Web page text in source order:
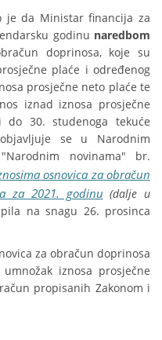
je da Ministar financija za
godinu naredbom
doprinosa, koje su
plaće i određenog
prosječne neto plaće te
iznad iznosa prosječne
30. studenoga tekuće
se u Narodnim
novinama" br.
osnovica za obračun
za 2021. godinu (dalje u
na snagu 26. prosinca
za obračun doprinosa
iznosa prosječne
propisanih Zakonom i